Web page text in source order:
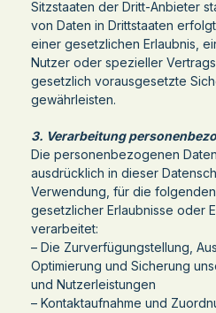
Sitzstaaten der Dritt-Anbieter
von Daten in Drittstaaten
einer gesetzlichen Erlaubnis,
Nutzer oder spezieller
gesetzlich vorausgesetzte
gewährleisten.
3. Verarbeitung
Die personenbezogenen
ausdrücklich in dieser
Verwendung, für die
gesetzlicher Erlaubnisse oder
verarbeitet:
– Die Zurverfügungstellung,
Optimierung und Sicherung
und Nutzerleistungen
– Kontaktaufnahme und